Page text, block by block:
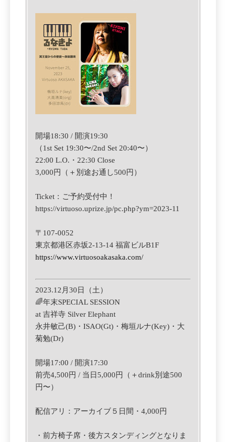
開場18:30 / 開演19:30
（1st Set 19:30〜/2nd Set 20:40〜）
22:00 L.O.・22:30 Close
3,000円（＋別途お通し500円）
Ticket：ご予約受付中！
https://virtuoso.uprize.jp/pc.php?ym=2023-11
〒 107-0052
東京都港区赤坂2-13-14 福富ビルB1F
https://www.virtuosoakasaka.com/
2023.12月30日（土）
🌈年末SPECIAL SESSION
at 吉祥寺 Silver Elephant
永井敏己(B)・ISAO(Gt)・梅垣ルナ(Key)・大
菊勉(Dr)
開場17:00 / 開演17:30
前売4,500円 / 当日5,000円（＋drink別途500
円〜）
配信アリ：アーカイブ５日間・4,000円
・前方椅子席・後方スタンディングとなりま